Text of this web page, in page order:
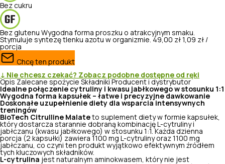
Bez cukru
Bez glutenu Wygodna forma proszku o atrakcyjnym smaku.
Stymuluje syntezę tlenku azotu w organizmie. 49,00 zł 1,09 zł /
porcja
Chcę ten produkt
↓ Nie chcesz czekać? Zobacz podobne dostępne od ręki
Opis Zalecane spożycie Składniki Producent i dystrybutor
Idealne połączenie cytruliny i kwasu jabłkowego w stosunku 1:1
Wygodna forma kapsułek – łatwe i precyzyjne dawkowanie
Doskonałe uzupełnienie diety dla wsparcia intensywnych
treningów
BioTech Citrulline Malate to suplement diety w formie kapsułek,
który dostarcza starannie dobraną kombinację L-cytruliny i
jabłczanu (kwasu jabłkowego) w stosunku 1:1. Każda dzienna
porcja (2 kapsułki) zawiera 1100 mg L-cytruliny oraz 1100 mg
jabłczanu, co czyni ten produkt wyjątkowo efektywnym źródłem
tych kluczowych składników.
L-cytrulina jest naturalnym aminokwasem, który nie jest